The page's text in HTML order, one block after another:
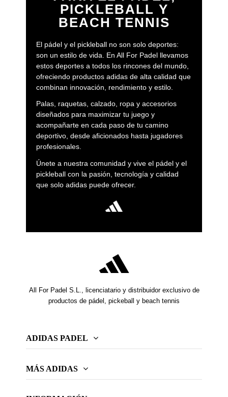
PICKLEBALL Y
BEACH TENNIS
El pádel y el pickleball no son solo deportes:
son un estilo de vida. En All For Padel llevamos
estos deportes a todos los rincones del mundo,
ofreciendo productos adidas de alta calidad que
combinan innovación, rendimiento y estilo.
Palas, raquetas, calzado, ropa y accesorios
diseñados para maximizar tu juego y
acompañarte en cada paso de tu camino
deportivo, desde aficionados hasta jugadores
profesionales.
Únete a nuestra comunidad y vive el pádel y el
pickleball con la pasión, tecnología y calidad
que solo adidas puede ofrecer.
All For Padel S.L., licenciatario y distribuidor exclusivo de
productos de pádel, pickeball y beach tennis
ADIDAS PADEL
MÁS ADIDAS